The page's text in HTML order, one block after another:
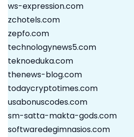
ws-expression.com
zchotels.com
zepfo.com
technologynews5.com
teknoeduka.com
thenews-blog.com
todaycryptotimes.com
usabonuscodes.com
sm-satta-makta-gods.com
softwaredegimnasios.com